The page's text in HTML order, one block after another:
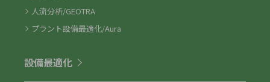
人流分析/GEOTRA
プラント設備最適化/Aura
設備最適化